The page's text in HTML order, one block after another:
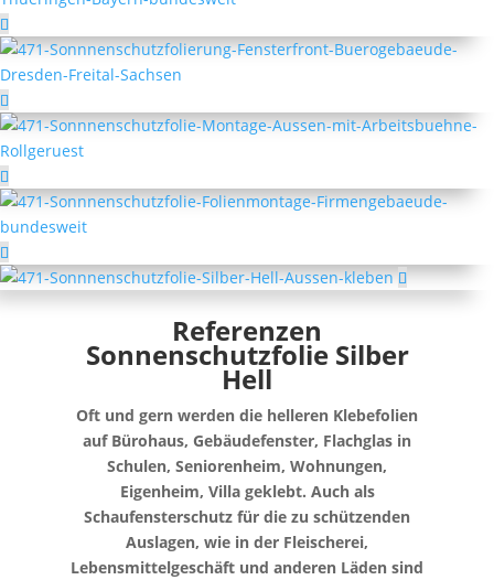
Referenzen
Sonnenschutzfolie Silber
Hell
Oft und gern werden die helleren Klebefolien
auf Bürohaus, Gebäudefenster, Flachglas in
Schulen, Seniorenheim, Wohnungen,
Eigenheim, Villa geklebt. Auch als
Schaufensterschutz für die zu schützenden
Auslagen, wie in der Fleischerei,
Lebensmittelgeschäft und anderen Läden sind